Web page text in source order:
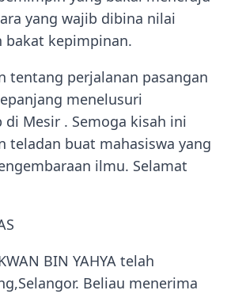
yang wajib dibina nilai
bakat kepimpinan.
tentang perjalanan pasangan
menelusuri
Mesir . Semoga kisah ini
teladan buat mahasiswa yang
ilmu. Selamat
BIN YAHYA telah
Beliau menerima